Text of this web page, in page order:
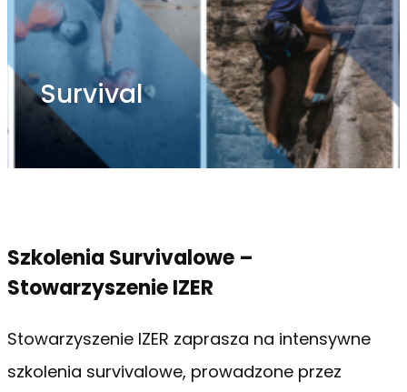
Survival
Szkolenia Survivalowe –
Stowarzyszenie IZER
Stowarzyszenie IZER zaprasza na intensywne
szkolenia survivalowe, prowadzone przez